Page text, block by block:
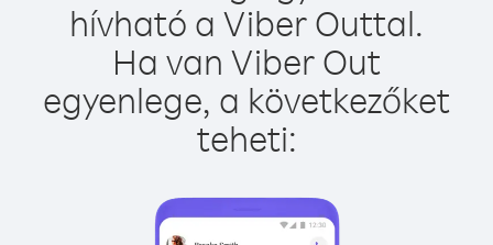
hívható a Viber Outtal.
Ha van Viber Out
egyenlege, a következőket
teheti: